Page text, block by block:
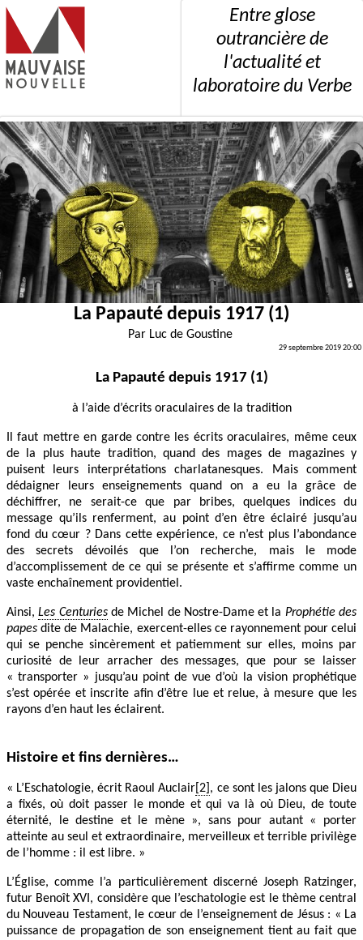
Entre glose
outrancière de
l'actualité et
laboratoire du Verbe
La Papauté depuis 1917 (1)
Par Luc de Goustine
29 septembre 2019 20:00
La Papauté depuis 1917 (1)
à l’aide d’écrits oraculaires de la tradition
Il faut mettre en garde contre les écrits oraculaires, même ceux
de la plus haute tradition, quand des mages de magazines y
puisent leurs interprétations charlatanesques. Mais comment
dédaigner leurs enseignements quand on a eu la grâce de
déchiffrer, ne serait-ce que par bribes, quelques indices du
message qu’ils renferment, au point d’en être éclairé jusqu’au
fond du cœur ? Dans cette expérience, ce n’est plus l’abondance
des secrets dévoilés que l’on recherche, mais le mode
d’accomplissement de ce qui se présente et s’affirme comme un
vaste enchaînement providentiel.
Ainsi,Les Centuriesde Michel de Nostre-Dame et la Prophétie des
papes dite de Malachie, exercent-elles ce rayonnement pour celui
qui se penche sincèrement et patiemment sur elles, moins par
curiosité de leur arracher des messages, que pour se laisser
« transporter » jusqu’au point de vue d’où la vision prophétique
s’est opérée et inscrite afin d’être lue et relue, à mesure que les
rayons d’en haut les éclairent.
Histoire et fins dernières…
« L’Eschatologie, écrit Raoul Auclair [2] , ce sont les jalons que Dieu
a fixés, où doit passer le monde et qui va là où Dieu, de toute
éternité, le destine et le mène », sans pour autant « porter
atteinte au seul et extraordinaire, merveilleux et terrible privilège
de l’homme : il est libre. »
L’Église, comme l’a particulièrement discerné Joseph Ratzinger,
futur Benoît XVI, considère que l’eschatologie est le thème central
du Nouveau Testament, le cœur de l’enseignement de Jésus : « La
puissance de propagation de son enseignement tient au fait que